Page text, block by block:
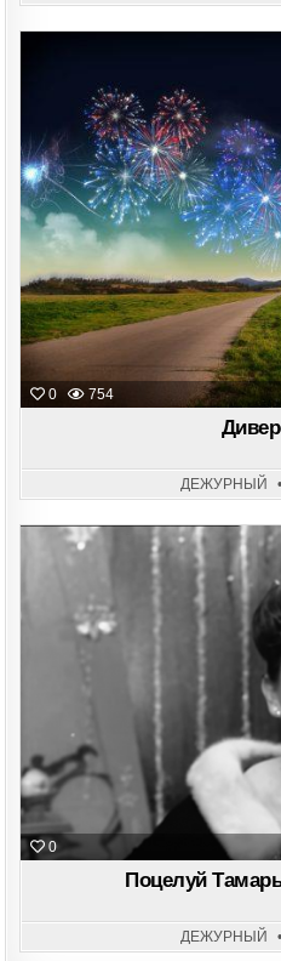
0 754
Posted
in
ДЕЖУРНЫЙ
0
Posted
Поцелуй
ДЕЖУРНЫЙ